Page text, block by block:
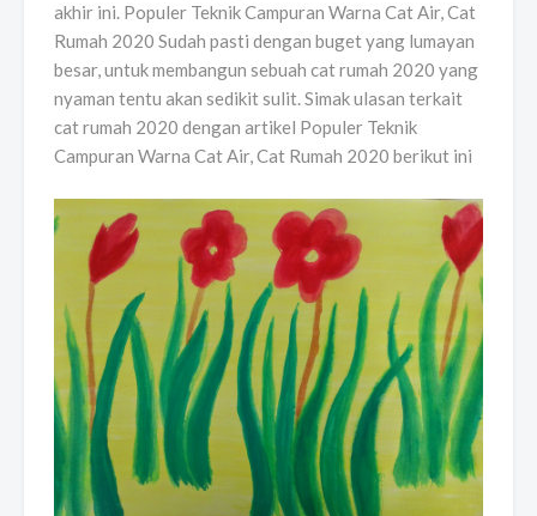
akhir ini. Populer Teknik Campuran Warna Cat Air, Cat
Rumah 2020 Sudah pasti dengan buget yang lumayan
besar, untuk membangun sebuah cat rumah 2020 yang
nyaman tentu akan sedikit sulit. Simak ulasan terkait
cat rumah 2020 dengan artikel Populer Teknik
Campuran Warna Cat Air, Cat Rumah 2020 berikut ini